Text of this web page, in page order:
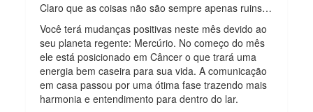
Claro que as coisas não são sempre apenas ruins…
Você terá mudanças positivas neste mês devido ao
seu planeta regente: Mercúrio. No começo do mês
ele está posicionado em Câncer o que trará uma
energia bem caseira para sua vida. A comunicação
em casa passou por uma ótima fase trazendo mais
harmonia e entendimento para dentro do lar.